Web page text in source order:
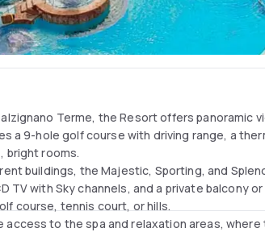
Terme, the Resort offers panoramic
a 9-hole golf course with driving range, a
bright rooms.
buildings, the Majestic, Sporting, and
TV with Sky channels, and a private balcony
course, tennis court, or hills.
to the spa and relaxation areas, where